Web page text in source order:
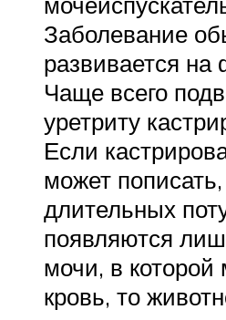
Заболевание
развивается на
Чаще всего
уретриту
Если
может
длительных
появляются
мочи, в
кровь, то